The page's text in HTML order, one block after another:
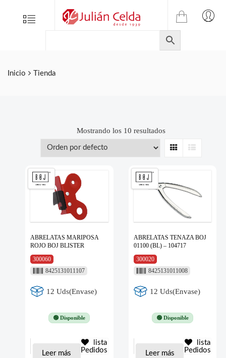
Menu
TIENDA
ONLINE
DE
JULIAN
Inicio Tienda
Mostrando los 10 resultados
Grid List
ABRELATAS MARIPOSA
ROJO BOJ BLISTER
300060
8425131011107
12 Uds(Envase)
🟢 Disponible
Leer más
lista
Pedidos
ABRELATAS TENAZA BOJ
01100 (BL) – 104717
300020
8425131011008
12 Uds(Envase)
🟢 Disponible
Leer más
lista
Pedidos
Folletos